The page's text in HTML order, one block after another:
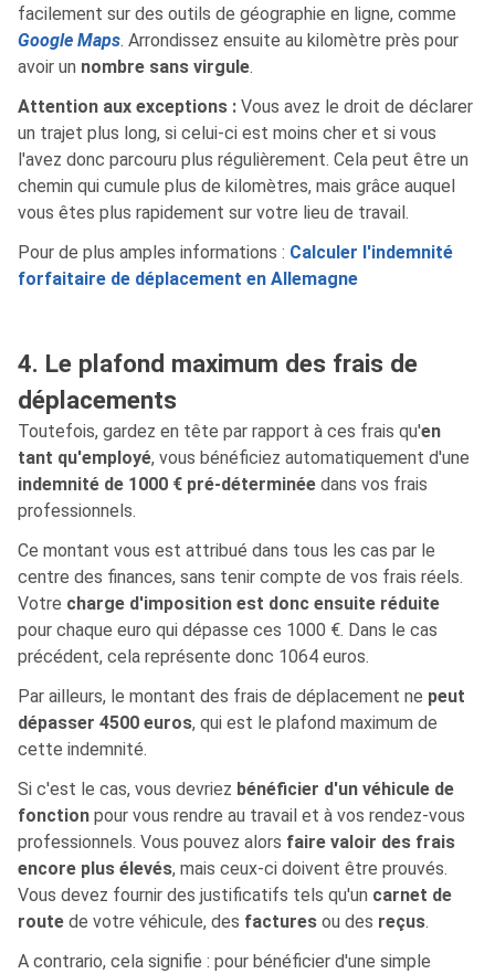
facilement sur des outils de géographie en ligne, comme
Google Maps. Arrondissez ensuite au kilomètre près pour
avoir un nombre sans virgule.
Attention aux exceptions : Vous avez le droit de déclarer
un trajet plus long, si celui-ci est moins cher et si vous
l'avez donc parcouru plus régulièrement. Cela peut être un
chemin qui cumule plus de kilomètres, mais grâce auquel
vous êtes plus rapidement sur votre lieu de travail.
Pour de plus amples informations : Calculer l'indemnité
forfaitaire de déplacement en Allemagne
4. Le plafond maximum des frais de
déplacements
Toutefois, gardez en tête par rapport à ces frais qu'en
tant qu'employé, vous bénéficiez automatiquement d'une
indemnité de 1000 € pré-déterminée dans vos frais
professionnels.
Ce montant vous est attribué dans tous les cas par le
centre des finances, sans tenir compte de vos frais réels.
Votre charge d'imposition est donc ensuite réduite
pour chaque euro qui dépasse ces 1000 €. Dans le cas
précédent, cela représente donc 1064 euros.
Par ailleurs, le montant des frais de déplacement ne peut
dépasser 4500 euros, qui est le plafond maximum de
cette indemnité.
Si c'est le cas, vous devriez bénéficier d'un véhicule de
fonction pour vous rendre au travail et à vos rendez-vous
professionnels. Vous pouvez alors faire valoir des frais
encore plus élevés, mais ceux-ci doivent être prouvés.
Vous devez fournir des justificatifs tels qu'un carnet de
route de votre véhicule, des factures ou des reçus.
A contrario, cela signifie : pour bénéficier d'une simple